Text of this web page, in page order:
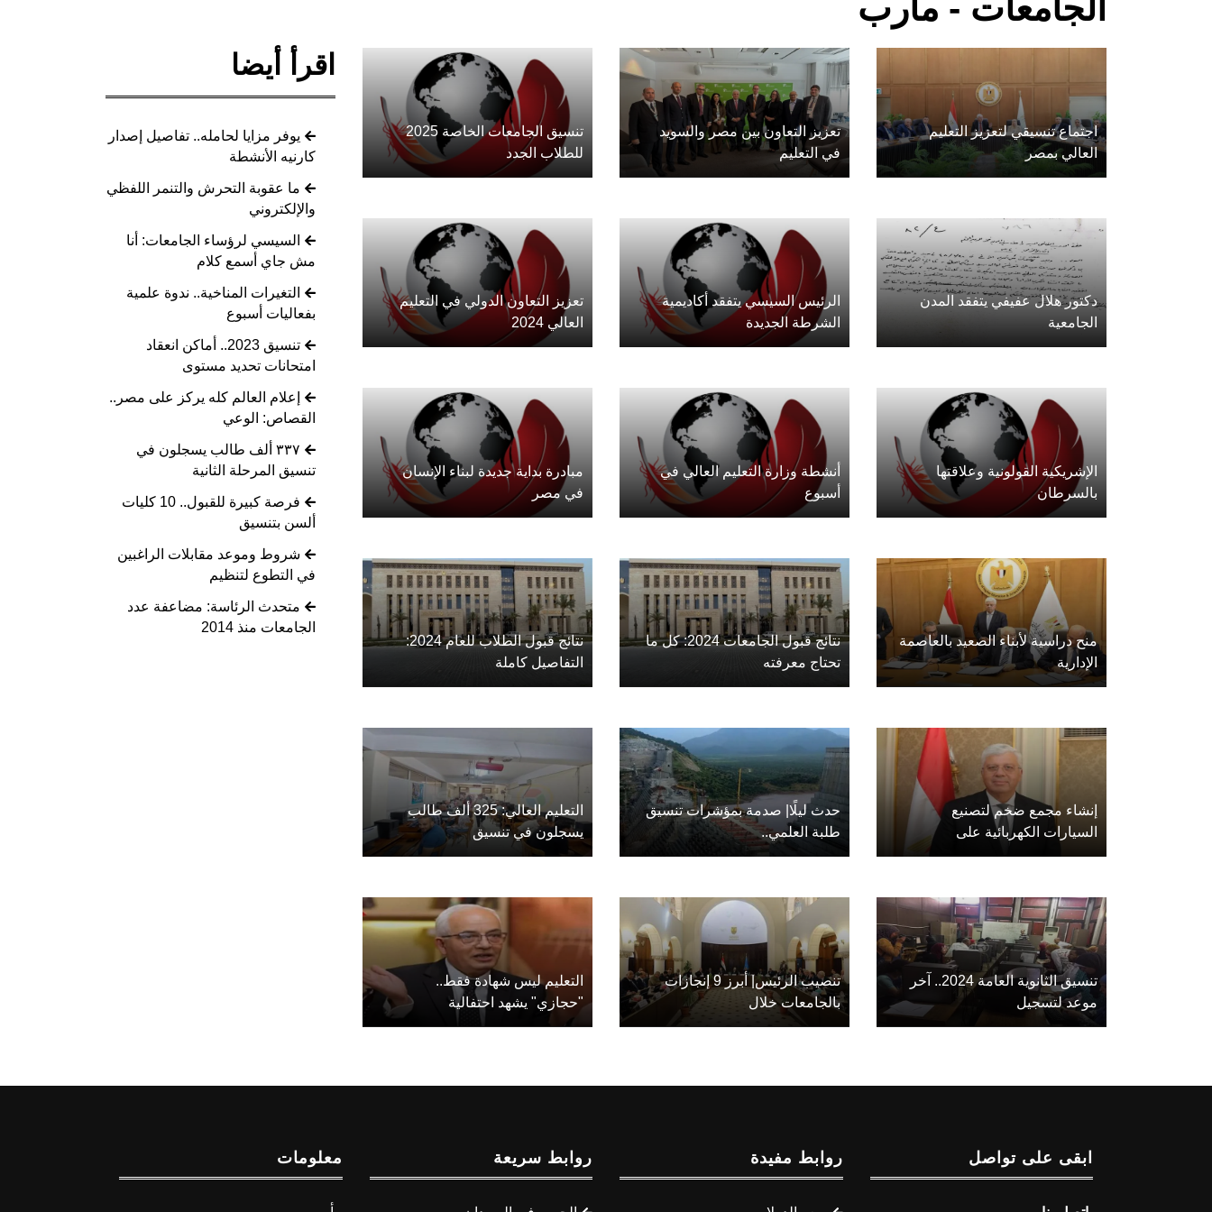
الجامعات - مأرب
اجتماع تنسيقي لتعزيز التعليم
العالي بمصر
تعزيز التعاون بين مصر والسويد
في التعليم
تنسيق الجامعات الخاصة 2025
للطلاب الجدد
دكتور هلال عفيفي يتفقد المدن
الجامعية
الرئيس السيسي يتفقد أكاديمية
الشرطة الجديدة
تعزيز التعاون الدولي في التعليم
العالي 2024
الإشريكية القولونية وعلاقتها
بالسرطان
أنشطة وزارة التعليم العالي في
أسبوع
مبادرة بداية جديدة لبناء الإنسان
في مصر
منح دراسية لأبناء الصعيد بالعاصمة
الإدارية
نتائج قبول الجامعات 2024: كل ما
تحتاج معرفته
نتائج قبول الطلاب للعام 2024:
التفاصيل كاملة
إنشاء مجمع ضخم لتصنيع
السيارات الكهربائية على
حدث ليلًا| صدمة بمؤشرات تنسيق
طلبة العلمي..
التعليم العالي: 325 ألف طالب
يسجلون في تنسيق
تنسيق الثانوية العامة 2024.. آخر
موعد لتسجيل
تنصيب الرئيس| أبرز 9 إنجازات
بالجامعات خلال
التعليم ليس شهادة فقط..
"حجازي" يشهد احتفالية
اقرأ أيضا
يوفر مزايا لحامله.. تفاصيل إصدار
كارنيه الأنشطة
ما عقوبة التحرش والتنمر اللفظي
والإلكتروني
السيسي لرؤساء الجامعات: أنا
مش جاي أسمع كلام
التغيرات المناخية.. ندوة علمية
بفعاليات أسبوع
تنسيق 2023.. أماكن انعقاد
امتحانات تحديد مستوى
إعلام العالم كله يركز على مصر..
القصاص: الوعي
٣٣٧ ألف طالب يسجلون في
تنسيق المرحلة الثانية
فرصة كبيرة للقبول.. 10 كليات
ألسن بتنسيق
شروط وموعد مقابلات الراغبين
في التطوع لتنظيم
متحدث الرئاسة: مضاعفة عدد
الجامعات منذ 2014
ابقى على تواصل روابط مفيدة روابط سريعة معلومات